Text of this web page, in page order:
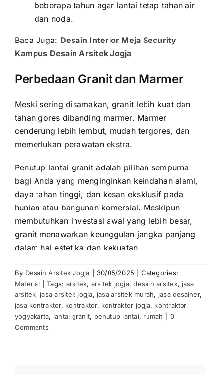
beberapa tahun agar lantai tetap tahan air
dan noda.
Baca Juga: Desain Interior Meja Security
Kampus Desain Arsitek Jogja
Perbedaan Granit dan Marmer
Meski sering disamakan, granit lebih kuat dan
tahan gores dibanding marmer. Marmer
cenderung lebih lembut, mudah tergores, dan
memerlukan perawatan ekstra.
Penutup lantai granit adalah pilihan sempurna
bagi Anda yang menginginkan keindahan alami,
daya tahan tinggi, dan kesan eksklusif pada
hunian atau bangunan komersial. Meskipun
membutuhkan investasi awal yang lebih besar,
granit menawarkan keunggulan jangka panjang
dalam hal estetika dan kekuatan.
By Desain Arsitek Jogja 30/05/2025
Categories:
Material
Tags: arsitek, arsitek jogja,desain arsitek, jasa
arsitek, jasa arsitek jogja, jasa arsitek murah, jasa desainer,
jasa kontraktor, kontraktor, kontraktor jogja, kontraktor
yogyakarta, lantai granit, penutup lantai, rumah
0
Comments